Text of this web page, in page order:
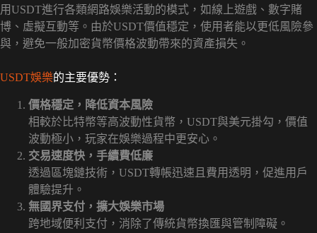
用USDT進行各類網路娛樂活動的模式，如線上遊戲、數字賭
博、虛擬互動等。由於USDT價值穩定，使用者能以更低風險參
與，避免一般加密貨幣價格波動帶來的資產損失。
USDT娛樂的主要優勢：
價格穩定，降低資本風險
相較於比特幣等高波動性貨幣，USDT與美元掛勾，價值
波動極小，玩家在娛樂過程中更安心。
交易速度快，手續費低廉
透過區塊鏈技術，USDT轉帳迅速且費用透明，促進用戶
體驗提升。
無國界支付，擴大娛樂市場
跨地域便利支付，消除了傳統貨幣換匯與管制障礙。